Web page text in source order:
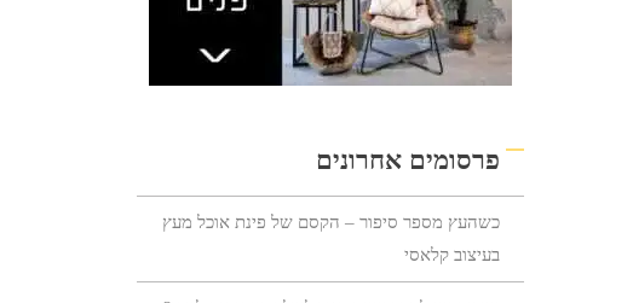
פרסומים אחרונים
כשהעץ מספר סיפור – הקסם של פינת אוכל מעץ
בעיצוב קלאסי